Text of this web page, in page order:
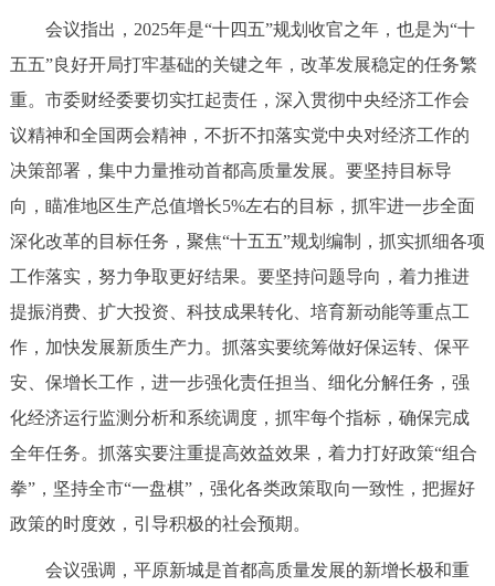
政务服务
中介服务 阳光政务
政民互动
参与调查 在线访谈 图说互动
走进北京
绿色北京 图说北京 视频北京
会议指出，2025年是“十四五”规划收官之年，也是为“十
五五”良好开局打牢基础的关键之年，改革发展稳定的任务繁
重。市委财经委要切实扛起责任，深入贯彻中央经济工作会
议精神和全国两会精神，不折不扣落实党中央对经济工作的
决策部署，集中力量推动首都高质量发展。要坚持目标导
向，瞄准地区生产总值增长5%左右的目标，抓牢进一步全面
深化改革的目标任务，聚焦“十五五”规划编制，抓实抓细各项
工作落实，努力争取更好结果。要坚持问题导向，着力推进
提振消费、扩大投资、科技成果转化、培育新动能等重点工
作，加快发展新质生产力。抓落实要统筹做好保运转、保平
安、保增长工作，进一步强化责任担当、细化分解任务，强
化经济运行监测分析和系统调度，抓牢每个指标，确保完成
全年任务。抓落实要注重提高效益效果，着力打好政策“组合
拳”，坚持全市“一盘棋”，强化各类政策取向一致性，把握好
政策的时度效，引导积极的社会预期。
会议强调，平原新城是首都高质量发展的新增长极和重